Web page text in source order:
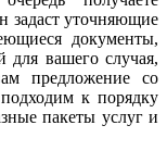
задаст уточняющие
документы,
для вашего случая,
предложение со
к порядку
пакеты услуг и